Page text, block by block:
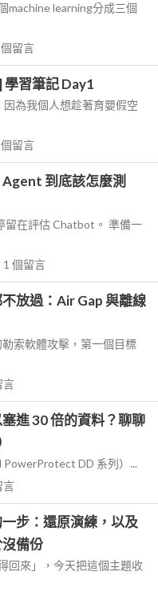
machine learning分成三個
個留言
習筆記 Day1
為我個人想趁著育嬰假空
個留言
到底該怎麼測
留在評估 Chatbot。 準備一
1 個留言
放過：Air Gap 與離線
索軟體攻擊，第一個目標
言
進 30 倍的資料？聊聊
DD 系列）...
言
步：還原演練，以及
備份
回來」，今天把這個主題收